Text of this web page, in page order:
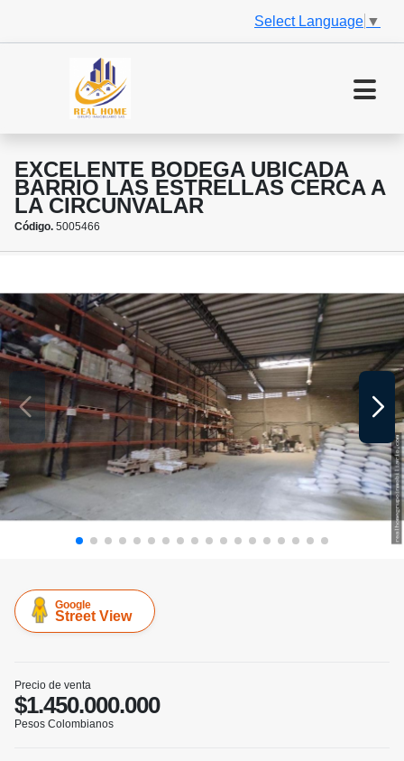
Select Language ▼
EXCELENTE BODEGA UBICADA
BARRIO LAS ESTRELLAS CERCA A
LA CIRCUNVALAR
Código. 5005466
Google
Street View
Precio de venta
$1.450.000.000
Pesos Colombianos